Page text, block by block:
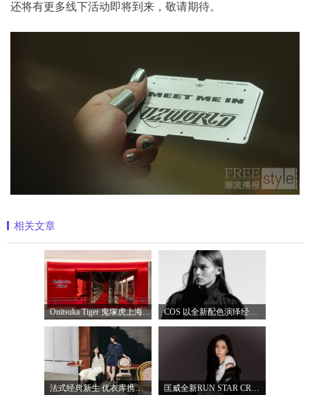
还将有更多线下活动即将到来，敬请期待。
相关文章
Onitsuka Tiger 鬼塚虎上海环贸 iapm 概念店盛 COS 以全新配色演绎经典漏斗领风衣
法式经典新生 优衣库携手COMPTOIR DES COTO 匡威全新RUN STAR CRUSH「小鲨鱼厚底鞋」飒